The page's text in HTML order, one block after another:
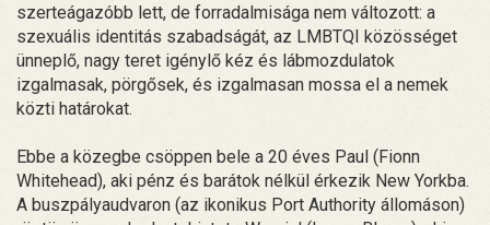
szerteágazóbb lett, de forradalmisága nem változott: a
szexuális identitás szabadságát, az LMBTQI közösséget
ünneplő, nagy teret igénylő kéz és lábmozdulatok
izgalmasak, pörgősek, és izgalmasan mossa el a nemek
közti határokat.
Ebbe a közegbe csöppen bele a 20 éves Paul (Fionn
Whitehead), aki pénz és barátok nélkül érkezik New Yorkba.
A buszpályaudvaron (az ikonikus Port Authority állomáson)